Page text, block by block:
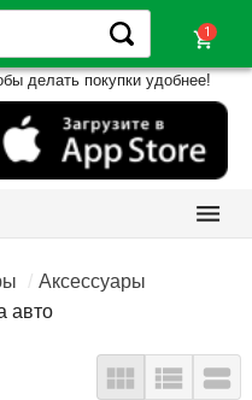
shopping_cart
делать покупки удобнее!

Аксессуары
авто
  